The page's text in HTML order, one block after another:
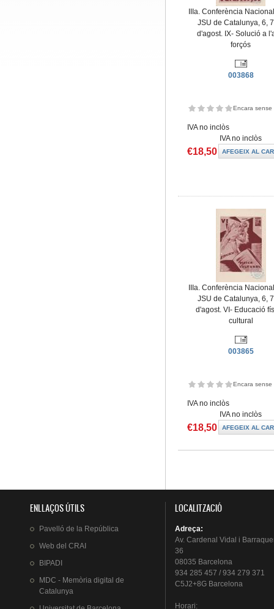
IIIa. Conferència
JSU de Catalunya, 6,
d'agost. IX- Solució a
forçós
003868
Encara sense
IVA no inclòs
IVA no inclòs
€18,50
IIIa. Conferència
JSU de Catalunya, 6,
d'agost. VI- Educació
cultural
003865
Encara sense
IVA no inclòs
IVA no inclòs
€18,50
ENLLAÇOS ÚTILS
Pavelló de la República
Web del CRAI
BIPADI
MDC - Memòria digital de
Catalunya
LOCALITZACIÓ
Adreça:
Av. Cardenal Vidal i
36
08035 Barcelona
934 285 457 / 934 279 371
C5J2+8G Barcelona
Horari: